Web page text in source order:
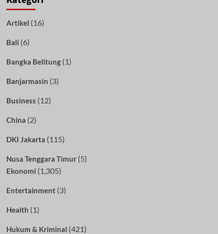
Artikel (16)
Bali (6)
Bangka Belitung(1)
Banjarmasin (3)
Business (12)
China (2)
DKI Jakarta (115)
Nusa Tenggara Timur(5)
Ekonomi (1,305)
Entertainment(3)
Health (1)
Hukum & Kriminal (421)